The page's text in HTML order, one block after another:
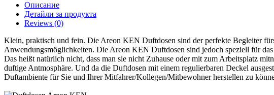
Описание
Детайли за продукта
Reviews (0)
Klein, praktisch und fein. Die Areon KEN Duftdosen sind der perfekte Begleiter
Anwendungsmöglichkeiten. Die Areon KEN Duftdosen sind jedoch speziell für
Das heißt natürlich nicht, dass man sie nicht Zuhause oder mit zum Arbeitsplatz
duftige Antmosphäre. Und da die Duftdosen mit einem regulierbaren Deckel
Duftambiente für Sie und Ihrer Mitfahrer/Kollegen/Mitbewohner herstellen zu